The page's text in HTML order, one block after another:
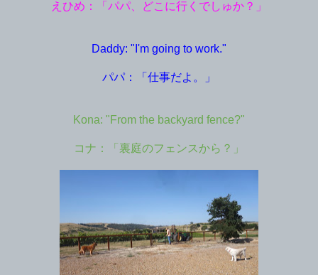
えひめ：「パパ、どこに行くでしゅか？」
Daddy: "I'm going to work."
パパ：「仕事だよ。」
Kona: "From the backyard fence?"
コナ：「裏庭のフェンスから？」